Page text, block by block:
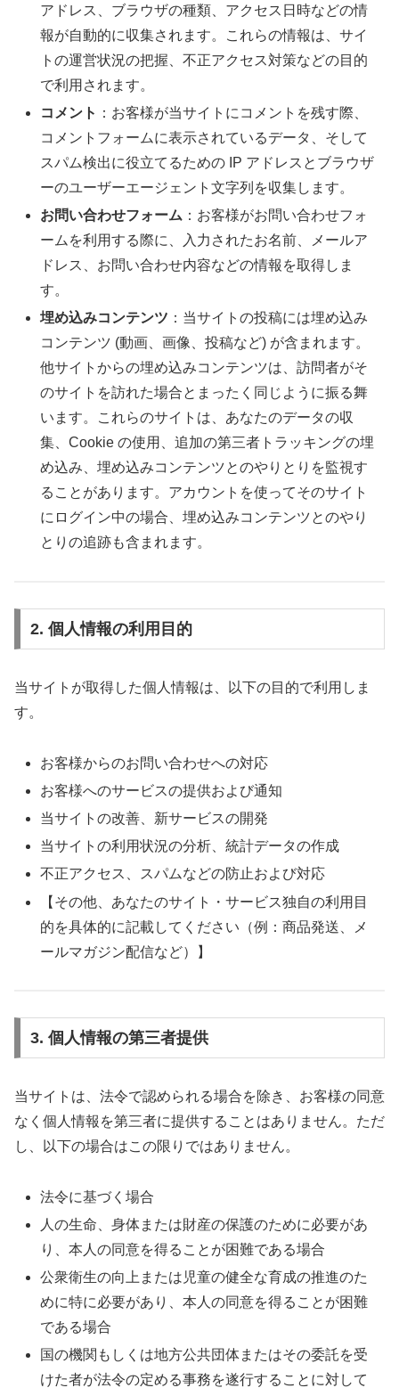
アドレス、ブラウザの種類、アクセス日時などの情
報が自動的に収集されます。これらの情報は、サイ
トの運営状況の把握、不正アクセス対策などの目的
で利用されます。
コメント ：お客様が当サイトにコメントを残す際、
コメントフォームに表示されているデータ、そして
スパム検出に役立てるための IP アドレスとブラウザ
ーのユーザーエージェント文字列を収集します。
お問い合わせフォーム ：お客様がお問い合わせフォ
ームを利用する際に、入力されたお名前、メールア
ドレス、お問い合わせ内容などの情報を取得しま
す。
埋め込みコンテンツ ：当サイトの投稿には埋め込み
コンテンツ (動画、画像、投稿など) が含まれます。
他サイトからの埋め込みコンテンツは、訪問者がそ
のサイトを訪れた場合とまったく同じように振る舞
います。これらのサイトは、あなたのデータの収
集、Cookie の使用、追加の第三者トラッキングの埋
め込み、埋め込みコンテンツとのやりとりを監視す
ることがあります。アカウントを使ってそのサイト
にログイン中の場合、埋め込みコンテンツとのやり
とりの追跡も含まれます。
2. 個人情報の利用目的
当サイトが取得した個人情報は、以下の目的で利用しま
す。
お客様からのお問い合わせへの対応
お客様へのサービスの提供および通知
当サイトの改善、新サービスの開発
当サイトの利用状況の分析、統計データの作成
不正アクセス、スパムなどの防止および対応
【その他、あなたのサイト・サービス独自の利用目
的を具体的に記載してください（例：商品発送、メ
ールマガジン配信など）】
3. 個人情報の第三者提供
当サイトは、法令で認められる場合を除き、お客様の同意
なく個人情報を第三者に提供することはありません。ただ
し、以下の場合はこの限りではありません。
法令に基づく場合
人の生命、身体または財産の保護のために必要があ
り、本人の同意を得ることが困難である場合
公衆衛生の向上または児童の健全な育成の推進のた
めに特に必要があり、本人の同意を得ることが困難
である場合
国の機関もしくは地方公共団体またはその委託を受
けた者が法令の定める事務を遂行することに対して